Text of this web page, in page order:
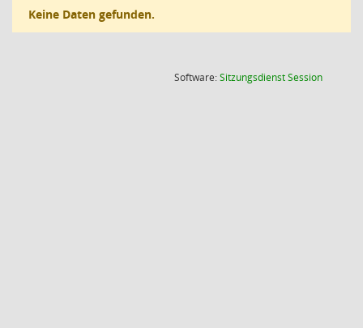
Keine Daten gefunden.
Software:SitzungsdienstSession(Wird in